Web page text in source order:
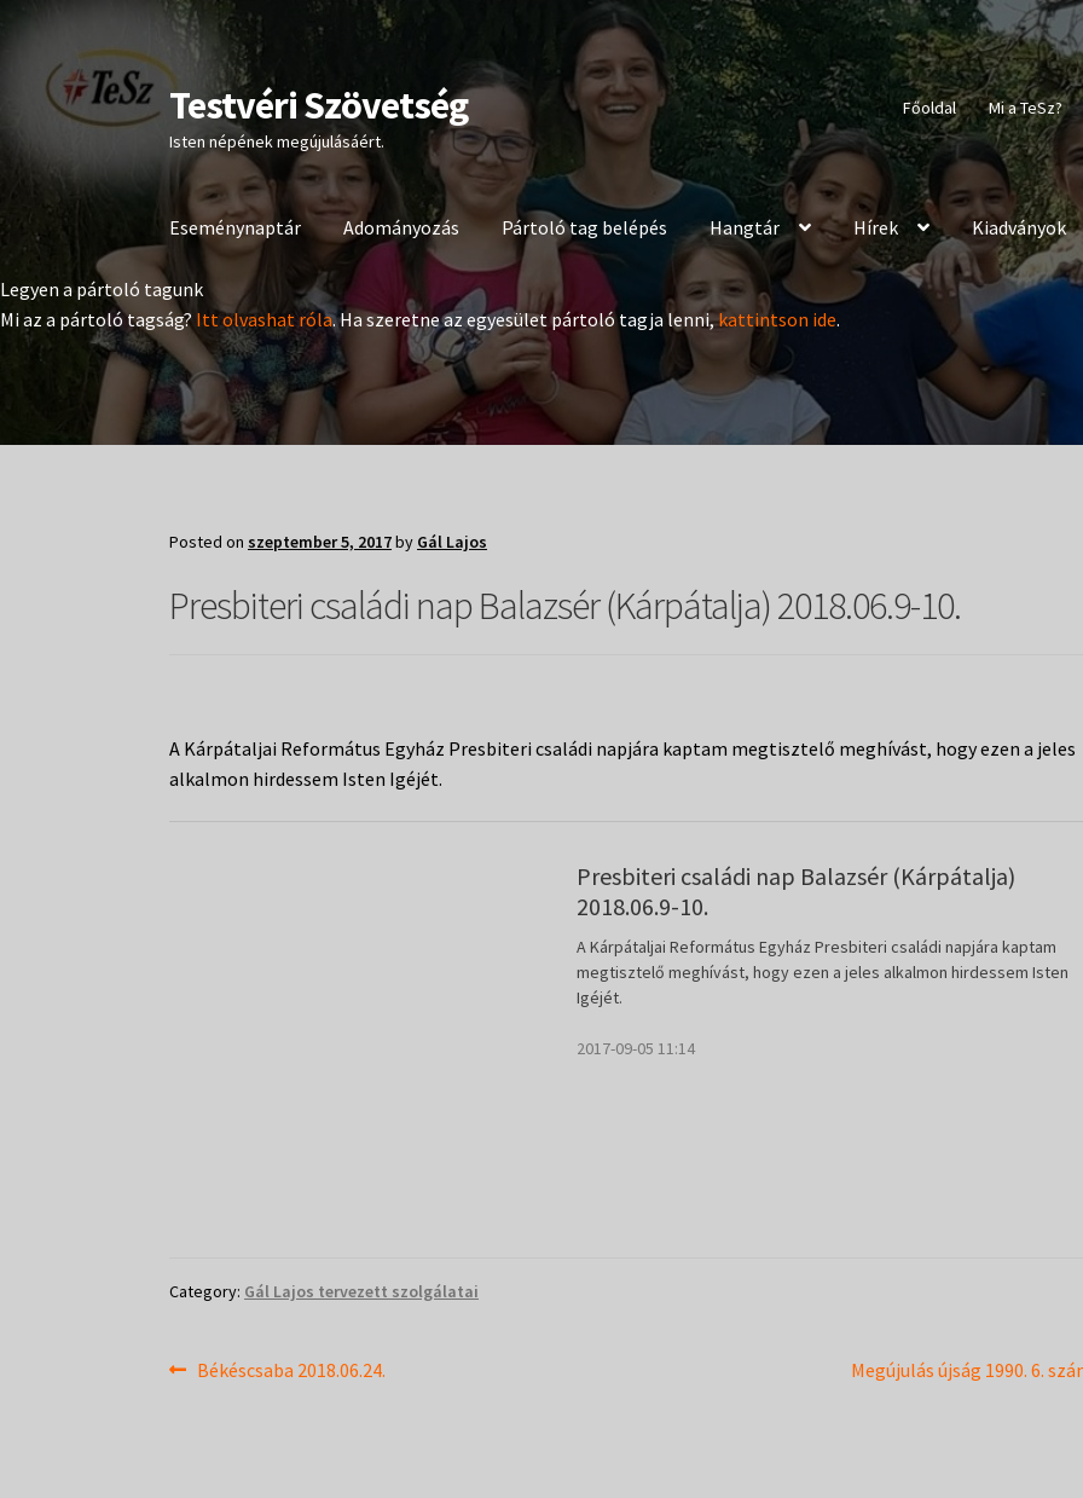
Ugrás
a
navigációhoz
Kilépés
a
tartalomba
Testvéri Szövetség
Isten népének megújulásáért.
Főoldal Mi a TeSz?
Eseménynaptár Adományozás Pártoló tag belépés Hangtár Hírek Kiadványok
Legyen a pártoló tagunk
Mi az a pártoló tagság? Itt olvashat róla. Ha szeretne az egyesület pártoló tagja lenni,kattintson ide.
Posted on szeptember 5, 2017by Gál Lajos
Presbiteri családi nap Balazsér (Kárpátalja) 2018.06.9-10.
A Kárpátaljai Református Egyház Presbiteri családi napjára kaptam megtisztelő meghívást, hogy ezen a jeles
alkalmon hirdessem Isten Igéjét.
Presbiteri családi nap Balazsér (Kárpátalja)
2018.06.9-10.
A Kárpátaljai Református Egyház Presbiteri családi napjára kaptam
megtisztelő meghívást, hogy ezen a jeles alkalmon hirdessem Isten
Igéjét.
2017-09-05 11:14
Category: Gál Lajos tervezett szolgálatai
Bejegyzés
Previous
Békéscsaba 2018.06.24.
Next
Megújulás újság 1990. 6.